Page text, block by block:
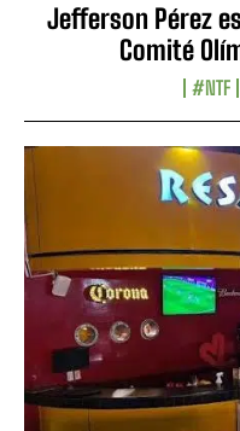
Jefferson Pérez
Comité
#NTF